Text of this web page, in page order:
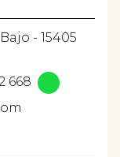
- 15405
668